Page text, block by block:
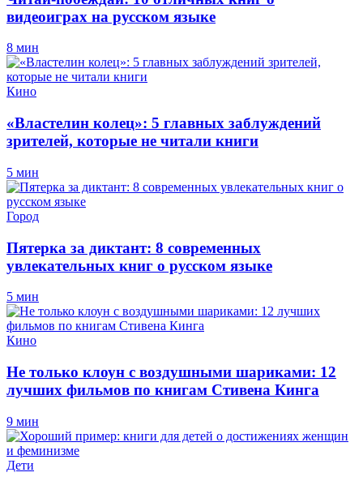
видеоиграх на русском языке
8 мин
Кино
«Властелин колец»: 5 главных заблуждений
зрителей, которые не читали книги
5 мин
Город
Пятерка за диктант: 8 современных
увлекательных книг о русском языке
5 мин
Кино
Не только клоун с воздушными шариками: 12
лучших фильмов по книгам Стивена Кинга
9 мин
Дети